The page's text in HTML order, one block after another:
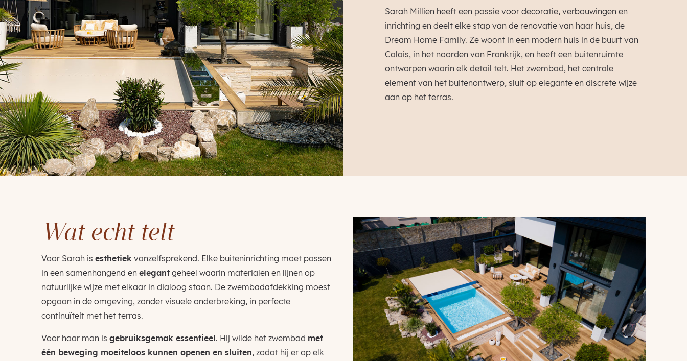
Sarah Millien heeft een passie voor decoratie, verbouwingen en
inrichting en deelt elke stap van de renovatie van haar huis, de
Dream Home Family. Ze woont in een modern huis in de buurt van
Calais, in het noorden van Frankrijk, en heeft een buitenruimte
ontworpen waarin elk detail telt. Het zwembad, het centrale
element van het buitenontwerp, sluit op elegante en discrete wijze
aan op het terras.
Wat echt telt
Voor Sarah is esthetiekvanzelfsprekend. Elke buiteninrichting moet passen
in een samenhangend en elegantgeheel waarin materialen en lijnen op
natuurlijke wijze met elkaar in dialoog staan. De zwembadafdekking moest
opgaan in de omgeving, zonder visuele onderbreking, in perfecte
continuïteit met het terras.
Voor haar man is gebruiksgemak essentieel. Hij wilde het zwembad met
één beweging moeiteloos kunnen openen en sluiten, zodat hij er op elk